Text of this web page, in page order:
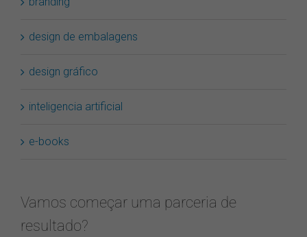
design de embalagens
design gráfico
inteligencia artificial
e-books
Vamos começar uma parceria de
resultado?